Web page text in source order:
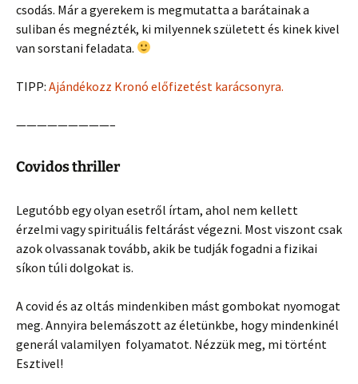
csodás. Már a gyerekem is megmutatta a barátainak a
suliban és megnézték, ki milyennek született és kinek kivel
van sorstani feladata.
TIPP: Ajándékozz Kronó előfizetést karácsonyra.
—————————–
Covidos thriller
Legutóbb egy olyan esetről írtam, ahol nem kellett
érzelmi vagy spirituális feltárást végezni. Most viszont csak
azok olvassanak tovább, akik be tudják fogadni a fizikai
síkon túli dolgokat is.
A covid és az oltás mindenkiben mást gombokat nyomogat
meg. Annyira belemászott az életünkbe, hogy mindenkinél
generál valamilyen folyamatot. Nézzük meg, mi történt
Esztivel!